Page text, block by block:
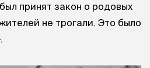
принят закон о родовых
не трогали. Это было